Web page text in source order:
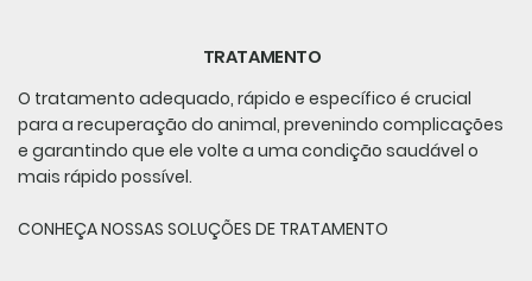
TRATAMENTO
O tratamento adequado, rápido e específico é crucial
para a recuperação do animal, prevenindo complicações
e garantindo que ele volte a uma condição saudável o
mais rápido possível.
CONHEÇA NOSSAS SOLUÇÕES DE TRATAMENTO